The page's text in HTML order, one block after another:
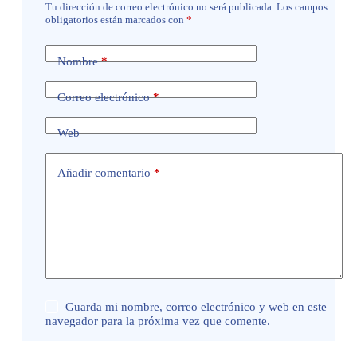
Tu dirección de correo electrónico no será publicada. Los campos
obligatorios están marcados con *
Nombre*
Correo electrónico*
Web
Añadir comentario *
Guarda mi nombre, correo electrónico y web en este
navegador para la próxima vez que comente.